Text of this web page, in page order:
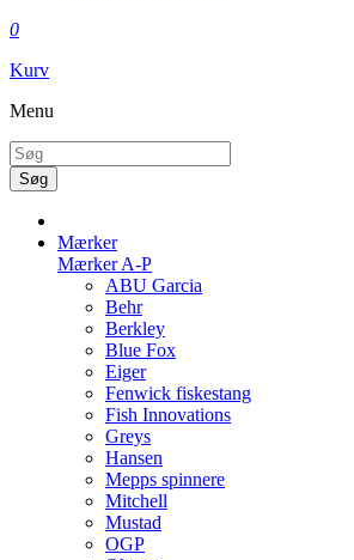
0
Kurv
Menu
Søg
Mærker
Mærker A-P
ABU Garcia
Behr
Berkley
Blue Fox
Eiger
Fenwick fiskestang
Fish Innovations
Greys
Hansen
Mepps spinnere
Mitchell
Mustad
OGP